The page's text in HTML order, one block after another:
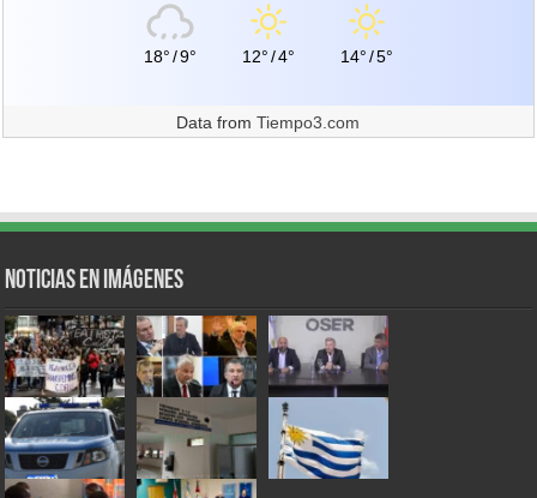
18°/9° 12°/4° 14°/5°
Data fromTiempo3.com
Noticias en Imágenes